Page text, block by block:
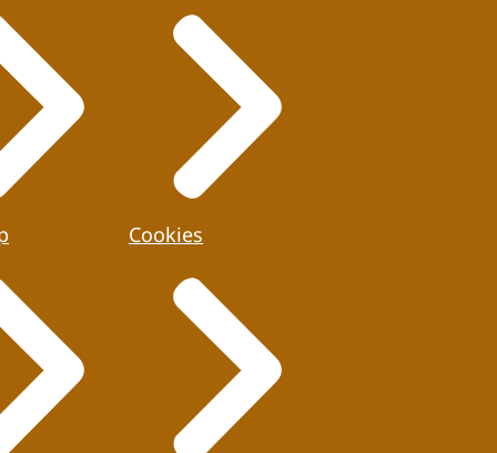
Cookies